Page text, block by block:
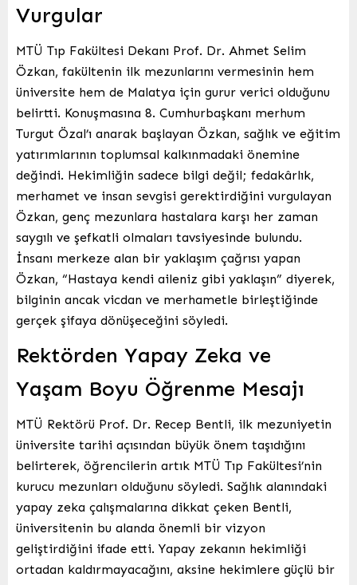
Vurgular
MTÜ Tıp Fakültesi Dekanı Prof. Dr. Ahmet Selim
Özkan, fakültenin ilk mezunlarını vermesinin hem
üniversite hem de Malatya için gurur verici olduğunu
belirtti. Konuşmasına 8. Cumhurbaşkanı merhum
Turgut Özal’ı anarak başlayan Özkan, sağlık ve eğitim
yatırımlarının toplumsal kalkınmadaki önemine
değindi. Hekimliğin sadece bilgi değil; fedakârlık,
merhamet ve insan sevgisi gerektirdiğini vurgulayan
Özkan, genç mezunlara hastalara karşı her zaman
saygılı ve şefkatli olmaları tavsiyesinde bulundu.
İnsanı merkeze alan bir yaklaşım çağrısı yapan
Özkan, “Hastaya kendi aileniz gibi yaklaşın” diyerek,
bilginin ancak vicdan ve merhametle birleştiğinde
gerçek şifaya dönüşeceğini söyledi.
Rektörden Yapay Zeka ve
Yaşam Boyu Öğrenme Mesajı
MTÜ Rektörü Prof. Dr. Recep Bentli, ilk mezuniyetin
üniversite tarihi açısından büyük önem taşıdığını
belirterek, öğrencilerin artık MTÜ Tıp Fakültesi’nin
kurucu mezunları olduğunu söyledi. Sağlık alanındaki
yapay zeka çalışmalarına dikkat çeken Bentli,
üniversitenin bu alanda önemli bir vizyon
geliştirdiğini ifade etti. Yapay zekanın hekimliği
ortadan kaldırmayacağını, aksine hekimlere güçlü bir